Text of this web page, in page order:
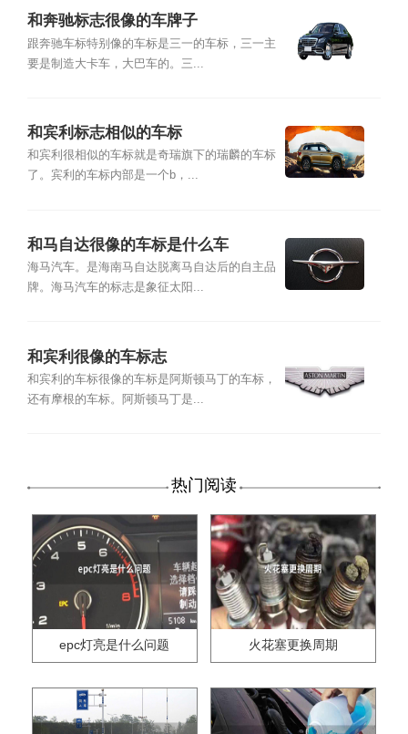
和奔驰标志很像的车牌子
跟奔驰车标特别像的车标是三一的车标，三一主
要是制造大卡车，大巴车的。三...
和宾利标志相似的车标
和宾利很相似的车标就是奇瑞旗下的瑞麟的车标
了。宾利的车标内部是一个b，...
和马自达很像的车标是什么车
海马汽车。是海南马自达脱离马自达后的自主品
牌。海马汽车的标志是象征太阳...
和宾利很像的车标志
和宾利的车标很像的车标是阿斯顿马丁的车标，
还有摩根的车标。阿斯顿马丁是...
热门阅读
epc灯亮是什么问题 火花塞更换周期